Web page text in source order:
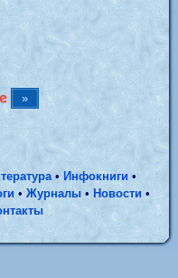
• Инфокниги•
• Журналы • Новости •